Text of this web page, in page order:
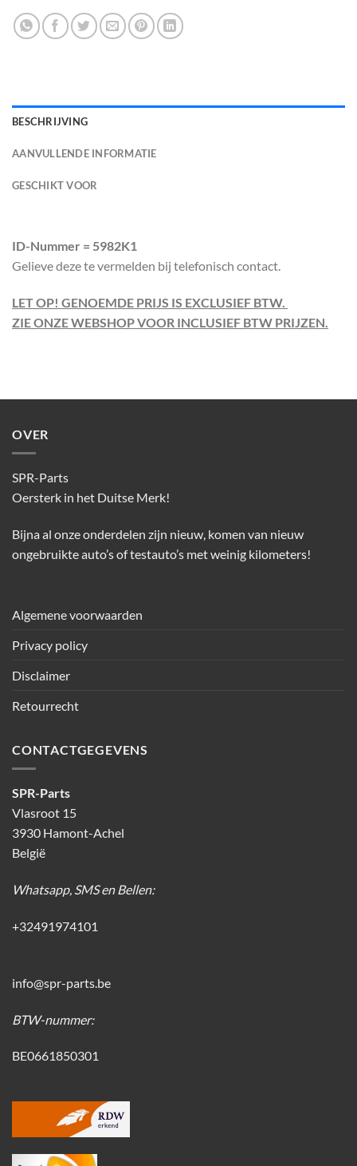
BESCHRIJVING
AANVULLENDE INFORMATIE
GESCHIKT VOOR
ID-Nummer = 5982K1
Gelieve deze te vermelden bij telefonisch contact.
LET OP! GENOEMDE PRIJS IS EXCLUSIEF BTW.
ZIE ONZE WEBSHOP VOOR INCLUSIEF BTW PRIJZEN.
OVER
SPR-Parts
Oersterk in het Duitse Merk!
Bijna al onze onderdelen zijn nieuw, komen van nieuw
ongebruikte auto’s of testauto’s met weinig kilometers!
Algemene voorwaarden
Privacy policy
Disclaimer
Retourrecht
CONTACTGEGEVENS
SPR-Parts
Vlasroot 15
3930 Hamont-Achel
België
Whatsapp, SMS en Bellen:
+32491974101
info@spr-parts.be
BTW-nummer:
BE0661850301